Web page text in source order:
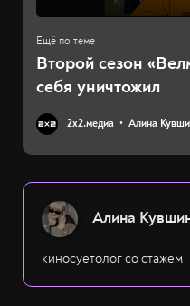
Второй сезон
себя уничтожил
2х2.медиа Алина
Алина
киносуетолог со стажем